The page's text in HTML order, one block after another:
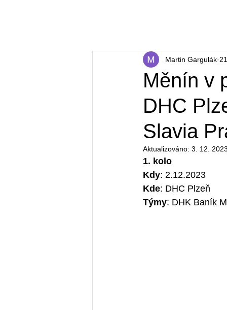
Měnín v
DHC
Slavia
Martin Gargulák
Aktualizováno: 3. 12. 2023
1. kolo
Kdy: 2.12.2023
Kde: DHC Plzeň
Týmy: DHK Baník